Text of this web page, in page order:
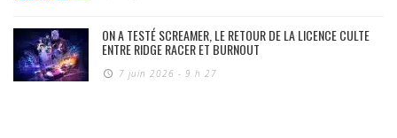
ON A TESTÉ SCREAMER, LE RETOUR DE LA LICENCE CULTE
ENTRE RIDGE RACER ET BURNOUT
7 juin 2026 - 9 h 27